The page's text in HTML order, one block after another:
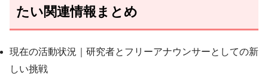
たい関連情報まとめ
現在の活動状況｜研究者とフリーアナウンサーとしての新
しい挑戦